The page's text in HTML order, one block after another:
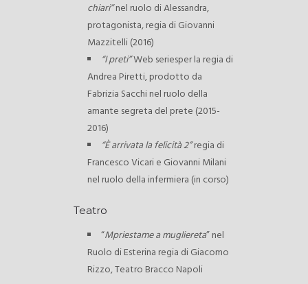
chiari”nel ruolo di Alessandra,
protagonista, regia di Giovanni
Mazzitelli (2016)
“I preti”Web seriesper la regia di
Andrea Piretti, prodotto da
Fabrizia Sacchi nel ruolo della
amante segreta del prete (2015-
2016)
“È arrivata la felicità 2”regia di
Francesco Vicari e Giovanni Milani
nel ruolo della infermiera (in corso)
Teatro
“Mpriestame a mugliereta” nel
Ruolo di Esterina regia di Giacomo
Rizzo, Teatro Bracco Napoli